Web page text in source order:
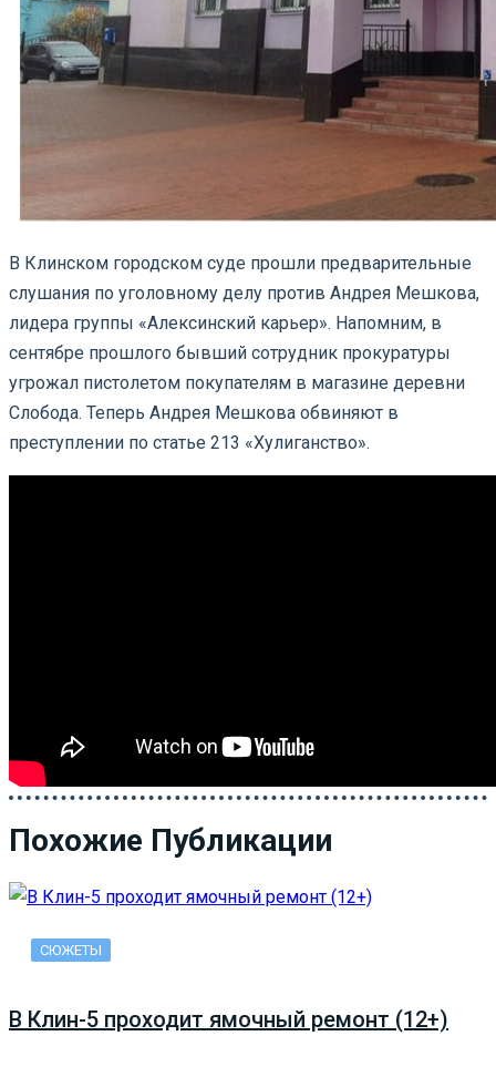
В Клинском городском суде прошли предварительные
слушания по уголовному делу против Андрея Мешкова,
лидера группы «Алексинский карьер». Напомним, в
сентябре прошлого бывший сотрудник прокуратуры
угрожал пистолетом покупателям в магазине деревни
Слобода. Теперь Андрея Мешкова обвиняют в
преступлении по статье 213 «Хулиганство».
Похожие Публикации
СЮЖЕТЫ
В Клин-5 проходит ямочный ремонт (12+)